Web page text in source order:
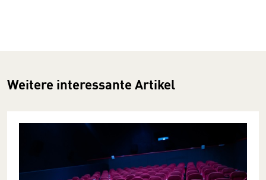
Weitere interessante Artikel